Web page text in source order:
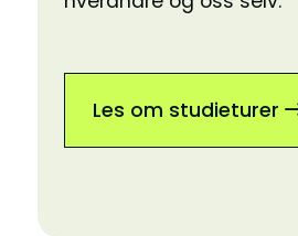
Les om studieturer